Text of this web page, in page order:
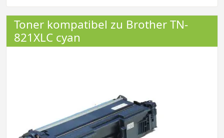
Toner kompatibel zu Brother TN-
821XLC cyan